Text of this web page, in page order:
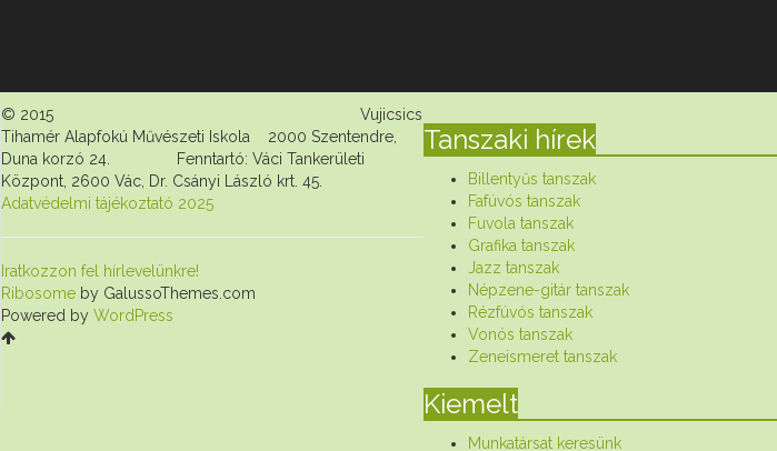
Tanszaki hírek
Billentyűs tanszak
Fafúvós tanszak
Fuvola tanszak
Grafika tanszak
Jazz tanszak
Népzene-gitár tanszak
Rézfúvós tanszak
Vonós tanszak
Zeneismeret tanszak
Kiemelt
Munkatársat keresünk
© 2015 Vujicsics
Tihamér Alapfokú Művészeti Iskola 2000 Szentendre,
Duna korzó 24. Fenntartó: Váci Tankerületi
Központ, 2600 Vác, Dr. Csányi László krt. 45.
Adatvédelmi tájékoztató 2025
Iratkozzon fel hírlevelünkre!
Ribosome by GalussoThemes.com
Powered by WordPress